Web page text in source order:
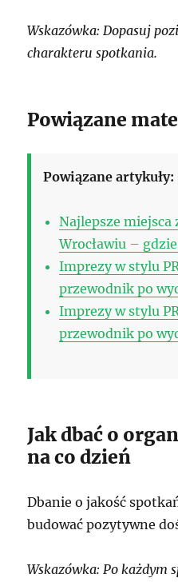
Wskazówka: Dopasuj
charakteru spotkania.
Powiązane
Powiązane artykuły:
Najlepsze
Wrocławiu –
Imprezy w stylu
przewodnik po
Imprezy w stylu
przewodnik po
Jak dbać o
na co dzień
Dbanie o jakość
budować pozytywne
Wskazówka: Po każdym